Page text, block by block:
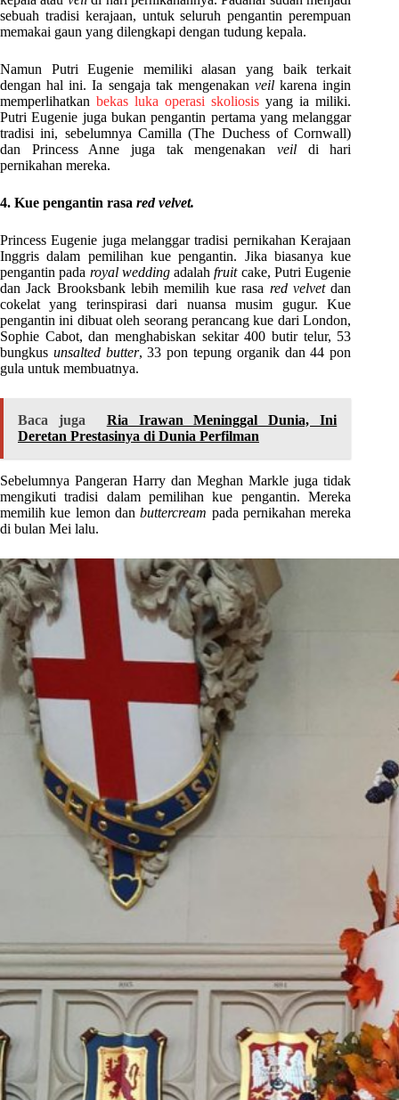
sebuah tradisi kerajaan, untuk seluruh pengantin perempuan
memakai gaun yang dilengkapi dengan tudung kepala.
Namun Putri Eugenie memiliki alasan yang baik terkait
dengan hal ini. Ia sengaja tak mengenakan veilkarena ingin
memperlihatkanbekas luka operasi skoliosis yang ia miliki.
Putri Eugenie juga bukan pengantin pertama yang melanggar
tradisi ini, sebelumnya Camilla (The Duchess of Cornwall)
dan Princess Anne juga tak mengenakan veildi hari
pernikahan mereka.
4. Kue pengantin rasa red velvet.
Princess Eugenie juga melanggar tradisi pernikahan Kerajaan
Inggris dalam pemilihan kue pengantin. Jika biasanya kue
pengantin pada royal weddingadalahfruit cake, Putri Eugenie
dan Jack Brooksbank lebih memilih kue rasa red velvetdan
cokelat yang terinspirasi dari nuansa musim gugur. Kue
pengantin ini dibuat oleh seorang perancang kue dari London,
Sophie Cabot, dan menghabiskan sekitar 400 butir telur, 53
bungkus unsalted butter, 33 pon tepung organik dan 44 pon
gula untuk membuatnya.
Baca juga
Ria Irawan Meninggal Dunia, Ini
Deretan Prestasinya di Dunia Perfilman
Sebelumnya Pangeran Harry dan Meghan Markle juga tidak
mengikuti tradisi dalam pemilihan kue pengantin. Mereka
memilih kue lemon danbuttercream pada pernikahan mereka
di bulan Mei lalu.